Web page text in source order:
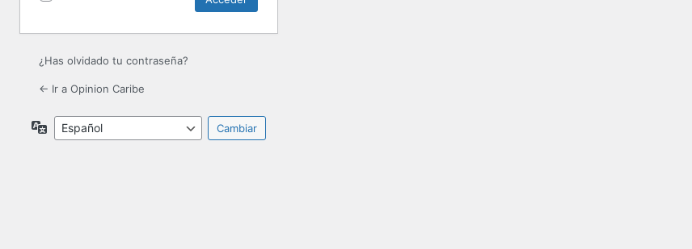
¿Has olvidado tu contraseña?
← Ir a Opinion Caribe
Idioma